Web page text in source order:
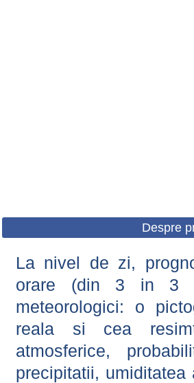
Despre
La nivel de zi,
orare (din 3 in 3
meteorologici: o
reala si cea
atmosferice,
precipitatii,